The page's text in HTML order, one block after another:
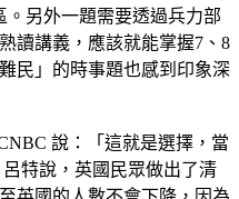
另外一題需要透過兵力部
讀講義，應該就能掌握7、8
民」的時事題也感到印象深
說：「這就是選擇，當
特說，英國民眾做出了清